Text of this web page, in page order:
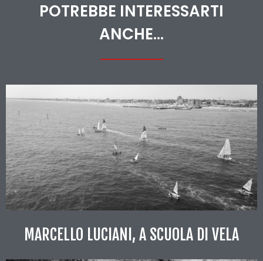
POTREBBE INTERESSARTI
ANCHE...
MARCELLO LUCIANI, A SCUOLA DI VELA